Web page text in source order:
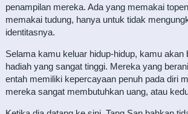
penampilan mereka. Ada yang memakai
memakai tudung, hanya untuk tidak
identitasnya.
Selama kamu keluar hidup-hidup, kamu akan
hadiah yang sangat tinggi. Mereka yang
entah memiliki kepercayaan penuh pada diri
mereka sangat membutuhkan uang, atau